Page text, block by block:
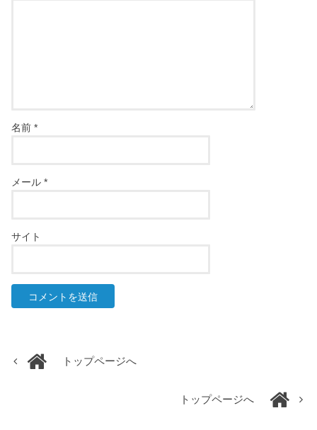
名前*
メール*
サイト
トップページへ
トップページへ